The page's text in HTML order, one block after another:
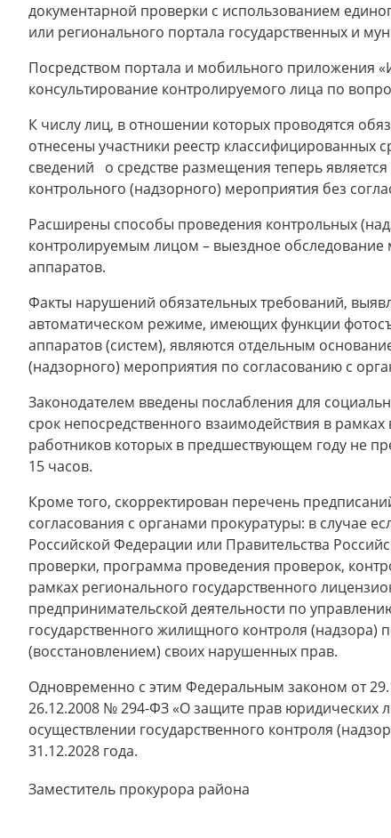
документарной проверки с использованием
или регионального портала государственных и
Посредством портала и мобильного приложения
консультирование контролируемого лица по
К числу лиц, в отношении которых проводятся
отнесены участники реестр классифицированных
сведений о средстве размещения теперь
контрольного (надзорного) мероприятия без
Расширены способы проведения контрольных
контролируемым лицом – выездное
аппаратов.
Факты нарушений обязательных требований,
автоматическом режиме, имеющих функции
аппаратов (систем), являются отдельным
(надзорного) мероприятия по согласованию с
Законодателем введены послабления для
срок непосредственного взаимодействия в
работников которых в предшествующем году не
15 часов.
Кроме того, скорректирован перечень
согласования с органами прокуратуры: в случае
Российской Федерации или Правительства
проверки, программа проведения проверок,
рамках регионального государственного
предпринимательской деятельности по
государственного жилищного контроля
(восстановлением) своих нарушенных прав.
Одновременно с этим Федеральным законом от
26.12.2008 № 294-ФЗ «О защите прав юридических
осуществлении государственного контроля
31.12.2028 года.
Заместитель прокурора